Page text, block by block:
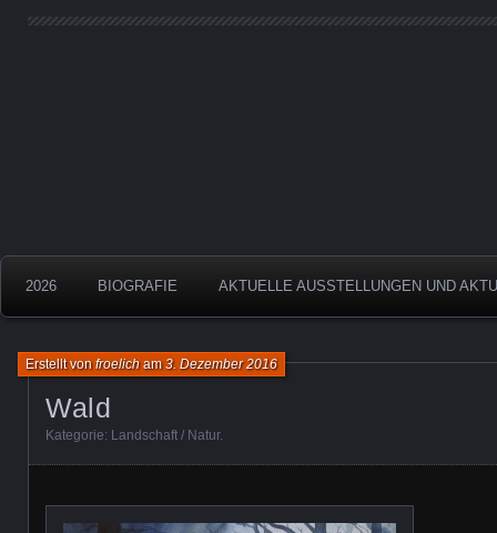
Aquarelle
2026 BIOGRAFIE AKTUELLE AUSSTELLUNGEN UND
Wald
Erstellt vonfroelicham3. Dezember 2016
Kategorie: Landschaft / Natur.